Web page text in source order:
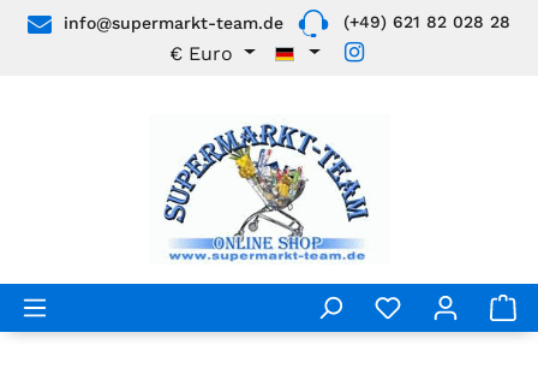
Zum Hauptinhalt springen
info@supermarkt-team.de (+49) 621 82 028 28
€ Euro